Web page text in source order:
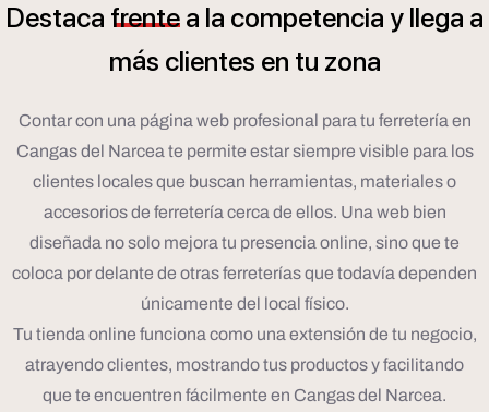
Destaca frente a la competencia y llega a
más clientes en tu zona
Contar con una página web profesional para tu ferretería en
Cangas del Narcea te permite estar siempre visible para los
clientes locales que buscan herramientas, materiales o
accesorios de ferretería cerca de ellos. Una web bien
diseñada no solo mejora tu presencia online, sino que te
coloca por delante de otras ferreterías que todavía dependen
únicamente del local físico.
Tu tienda online funciona como una extensión de tu negocio,
atrayendo clientes, mostrando tus productos y facilitando
que te encuentren fácilmente en Cangas del Narcea.